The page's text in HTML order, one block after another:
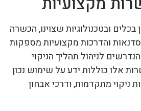
ובטכנולוגיות שצוינו, הכשרה
והדרכות מקצועיות מספקות
לניהול תהליך הניקוי
אלו כוללות ידע על שימוש נכון
ניקוי מתקדמות, ודרכי אבחון